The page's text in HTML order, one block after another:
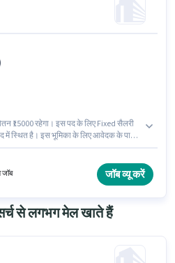
₹15000 रहेगा। इस पद के लिए Fixed सैलरी
में स्थित है। इस भूमिका के लिए आवेदक के पास
सर्टिफिकेट होना चाहिए।
जॉब जॉब व्यू करें
से लगभग मेल खाते हैं